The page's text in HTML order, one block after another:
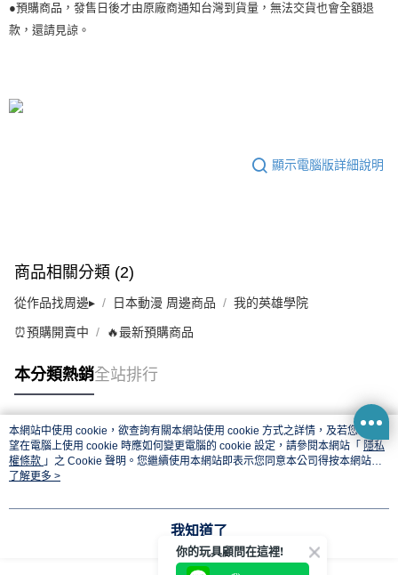
●預購商品，發售日後才由原廠商通知台灣到貨量，無法交貨也會全額退
款，還請見諒。
顯示電腦版詳細說明
商品相關分類 (2)
從作品找周邊▸ 日本動漫 周邊商品 我的英雄學院
⏰預購開賣中 🔥最新預購商品
本分類熱銷全站排行
熱門標籤
本網站中使用 cookie，欲查詢有關本網站使用 cookie 方式之詳情，及若您不希
望在電腦上使用 cookie 時應如何變更電腦的 cookie 設定，請參閱本網站「 隱私
權條款 」之 Cookie 聲明。您繼續使用本網站即表示您同意本公司得按本網站使
用條款之 Cookie 聲明使用 cookie。
了解更多 >
我知道了
你的玩具顧問在這裡!